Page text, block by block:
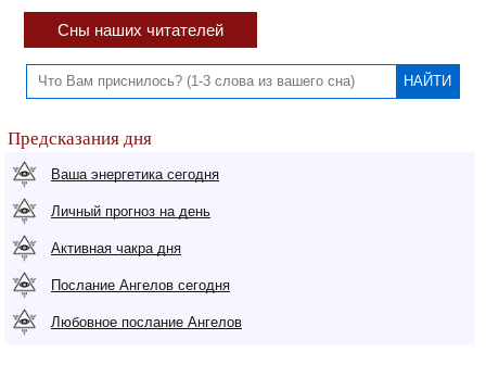
Сны наших читателей
Предсказания дня
Ваша энергетика сегодня
Личный прогноз на день
Активная чакра дня
Послание Ангелов сегодня
Любовное послание Ангелов